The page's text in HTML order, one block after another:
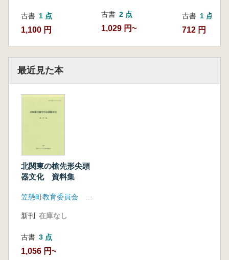
古書 1 点
1,100 円
古書 2 点
1,029 円~
古書 1 点
712 円
最近見た本
北関東の槍先形尖頭
器文化 資料集
新刊 在庫なし
古書 3 点
1,056 円~